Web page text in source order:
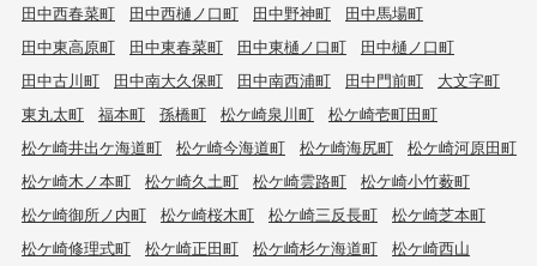
田中西春菜町
田中西樋ノ口町 田中野神町
田中馬場町
田中東高原町
田中東春菜町 田中東樋ノ口町
田中樋ノ口町
田中古川町
田中南大久保町 田中南西浦町 田中門前町
大文字町
東丸太町
福本町 孫橋町 松ケ崎泉川町
松ケ崎壱町田町
松ケ崎井出ケ海道町
松ケ崎今海道町 松ケ崎海尻町
松ケ崎河原田町
松ケ崎木ノ本町
松ケ崎久土町 松ケ崎雲路町
松ケ崎小竹薮町
松ケ崎御所ノ内町
松ケ崎桜木町 松ケ崎三反長町
松ケ崎芝本町
松ケ崎修理式町
松ケ崎正田町 松ケ崎杉ケ海道町
松ケ崎西山